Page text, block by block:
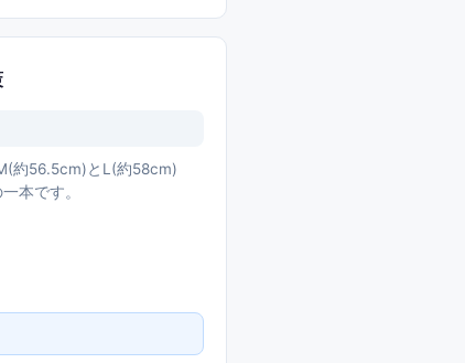
約56.5cm)とL(約58cm)
本です。